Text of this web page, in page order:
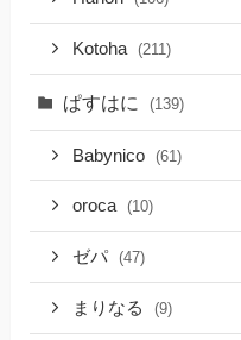
Kotoha (211)
ぱすはに (139)
Babynico (61)
oroca (10)
ゼパ (47)
まりなる (9)